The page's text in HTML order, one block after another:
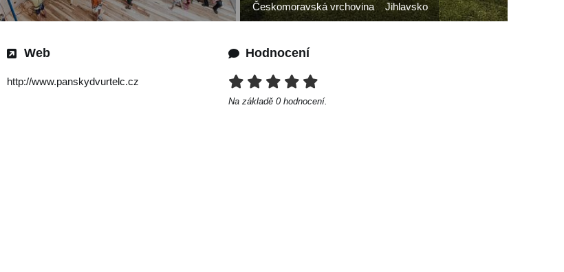
Web
http://www.panskydvurtelc.cz
Hodnocení
Na základě 0 hodnocení.
Českomoravská vrchovina
Jihlavsko